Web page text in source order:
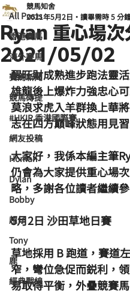
All Posts
香港賽馬
海外賽馬
賽馬新聞
競馬磚提
#HKIR 香港國際賽
網友投稿
Homan
Dylan
Bobby
超仔
Tony
鹿
經典戰線
Ryan 重心場次
2021/05/02
競馬知舍
2021年5月2日
讀畢需時 5 分
醒旺財成熟進步跑法靈
雄龍後上爆炸力強忠心
莫浪求虎入羊群換上華
志在四方巔峰狀態用見
大家好，我係本編主筆
仍會為大家提供重心場
略，多謝各位讀者繼續參
5月2日 沙田草地日賽
草地採用 B 跑道，賽道
窄，彎位急促而鋭利，
易取得平衡，外疊競賽